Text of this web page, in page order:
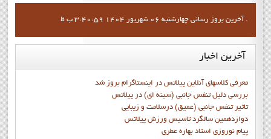
آخرين بروز رساني چهارشنبه 06 شهریور 1404 3:40:59 ب ظ .
آخرین اخبار
معرفی کلاسهای آنلاین پیلاتس در اینستاگرام بروز شد
بررسی دلیل تنفس جانبی (سینه ای) در پیلاتس
تاثیر تنفس جانبی (عمیق) درسلامت و زیبایی
دوازدهمين سالگرد تاسيس ورزش پيلاتس
پيام نوروزي استاد بهاره عطري